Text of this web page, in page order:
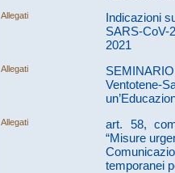
Allegati
Indicazioni
SARS-
2021
Allegati
Allegati
art. 58,
“Misure
temporanei